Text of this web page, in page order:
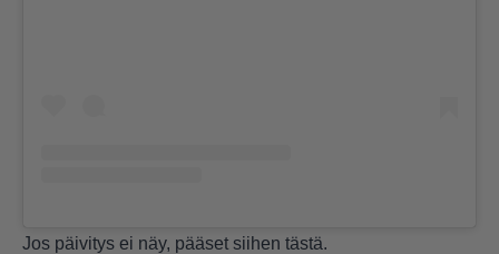
Jos päivitys ei näy, pääset siihen tästä.